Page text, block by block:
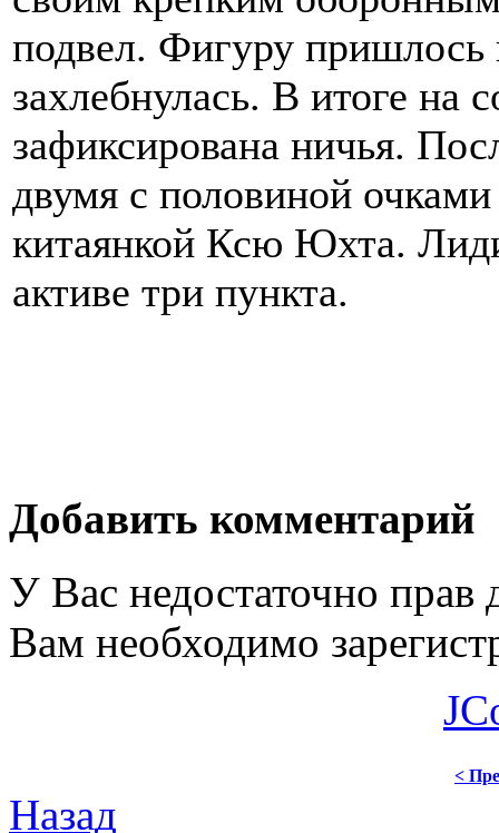
подвел. Фигуру пришлось
захлебнулась. В итоге на
зафиксирована ничья.
двумя с половиной
китаянкой Ксю Юхта.
активе три пункта.
Добавить комментарий
У Вас недостаточно прав
Вам необходимо
<
Назад